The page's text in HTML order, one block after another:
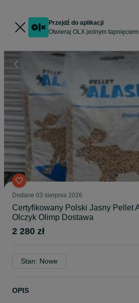
Przejdź do aplikacji
Otwieraj OLX jednym tapnięciem
Dodane 03 sierpnia 2026
Certyfikowany Polski Jasny Pellet
Olczyk Olimp Dostawa
2 280 zł
Stan: Nowe
OPIS